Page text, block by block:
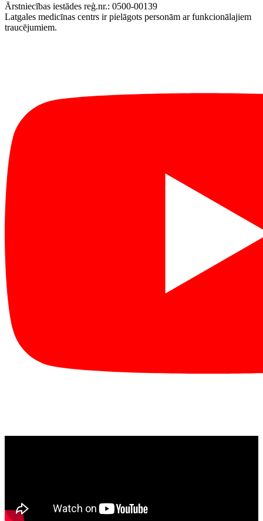
Ārstniecības iestādes reģ.nr.: 0500-00139
Latgales medicīnas centrs ir pielāgots personām ar funkcionālajiem
traucējumiem.